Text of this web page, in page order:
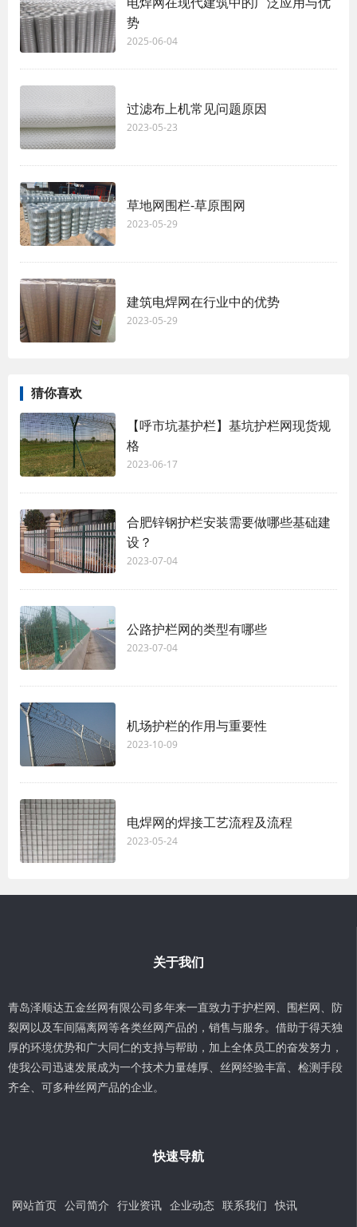
势
2025-06-04
过滤布上机常见问题原因
2023-05-23
草地网围栏-草原围网
2023-05-29
建筑电焊网在行业中的优势
2023-05-29
猜你喜欢
【呼市坑基护栏】基坑护栏网现货规
格
2023-06-17
合肥锌钢护栏安装需要做哪些基础建
设？
2023-07-04
公路护栏网的类型有哪些
2023-07-04
机场护栏的作用与重要性
2023-10-09
电焊网的焊接工艺流程及流程
2023-05-24
关于我们
青岛泽顺达五金丝网有限公司多年来一直致力于护栏网、围栏网、防
裂网以及车间隔离网等各类丝网产品的，销售与服务。借助于得天独
厚的环境优势和广大同仁的支持与帮助，加上全体员工的奋发努力，
使我公司迅速发展成为一个技术力量雄厚、丝网经验丰富、检测手段
齐全、可多种丝网产品的企业。
快速导航
网站首页 公司简介 行业资讯 企业动态 联系我们 快讯